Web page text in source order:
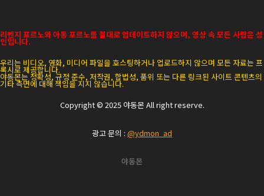
리벤지 포르노와 아동 포르노를 절대로 업데이트하지 않으며, 영상 속 모든 사람은 성
인입니다.
우리는 비디오, 영화, 미디어 파일을 호스팅하거나 업로드하지 않으며 모든 자료는 프
록시로 제공합니다.
야동몬는 정확성, 규정 준수, 저작권, 합법성, 품위 또는 다른 링크된 사이트 콘텐츠의
기타 측면에 대해 책임을 지지 않습니다.
Copyright © 2025 야동몬 All right reserve.
광고 문의 : @ydmon_ad
야동몬